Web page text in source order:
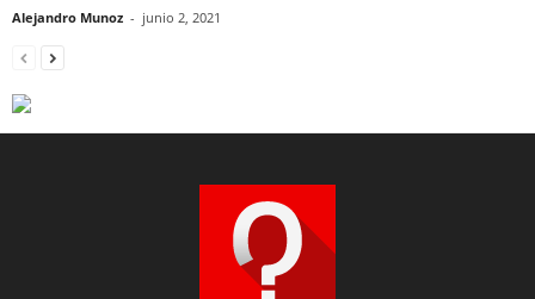
Alejandro Munoz - junio 2, 2021